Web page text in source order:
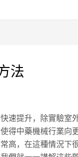
法
速提升，除實驗室
得中藥機械行業向
高，在這種情況下